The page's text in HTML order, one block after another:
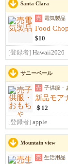
Santa Clara
売 電気製品
Food
$10
[登録者] Hawaii2026
サニーベール
売 子供服・
新品モア
＄12
[登録者] apple
Mountain view
売 生活用品